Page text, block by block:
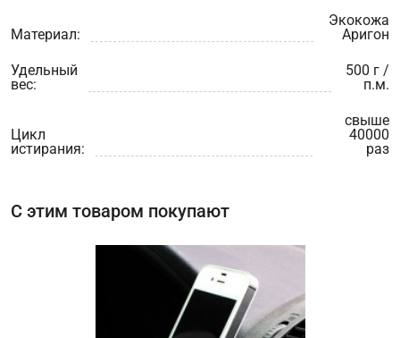
Материал:
Экокожа
Аригон
Удельный
вес:
500 г /
п.м.
Цикл
истирания:
свыше
40000
раз
С этим товаром покупают